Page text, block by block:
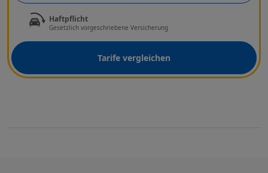
Haftpflicht
Gesetzlich vorgeschriebene Versicherung
Tarife vergleichen